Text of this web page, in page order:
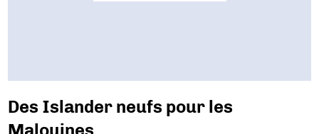
Des Islander neufs pour les